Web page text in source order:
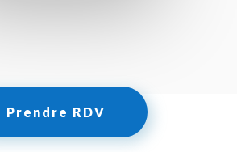
Prendre RDV